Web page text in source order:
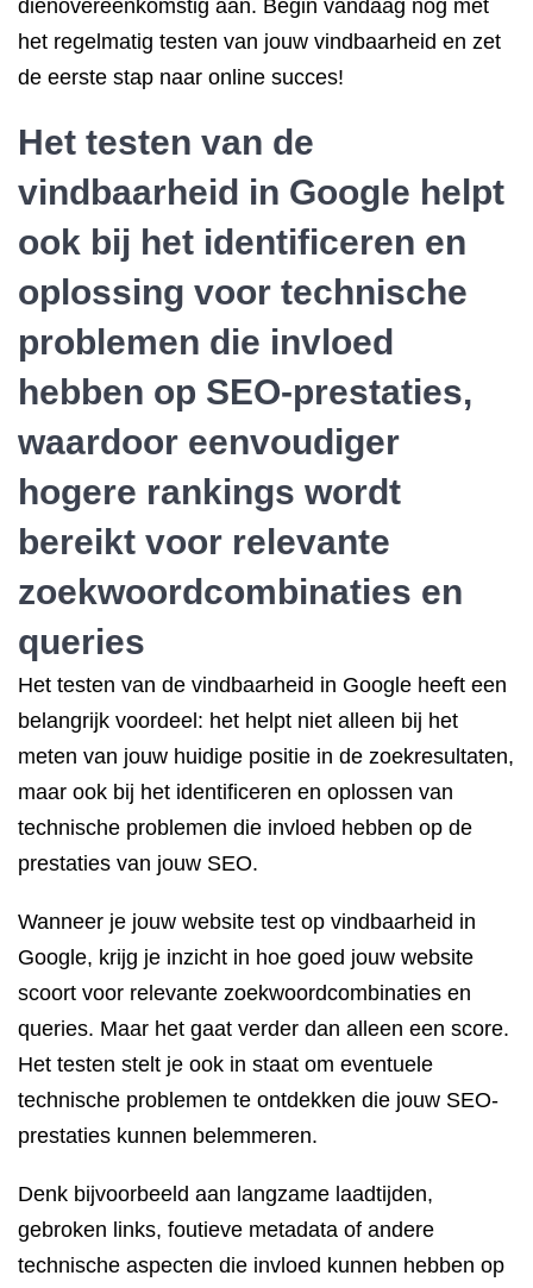
dienovereenkomstig aan. Begin vandaag nog met
het regelmatig testen van jouw vindbaarheid en zet
de eerste stap naar online succes!
Het testen van de
vindbaarheid in Google helpt
ook bij het identificeren en
oplossing voor technische
problemen die invloed
hebben op SEO-prestaties,
waardoor eenvoudiger
hogere rankings wordt
bereikt voor relevante
zoekwoordcombinaties en
queries
Het testen van de vindbaarheid in Google heeft een
belangrijk voordeel: het helpt niet alleen bij het
meten van jouw huidige positie in de zoekresultaten,
maar ook bij het identificeren en oplossen van
technische problemen die invloed hebben op de
prestaties van jouw SEO.
Wanneer je jouw website test op vindbaarheid in
Google, krijg je inzicht in hoe goed jouw website
scoort voor relevante zoekwoordcombinaties en
queries. Maar het gaat verder dan alleen een score.
Het testen stelt je ook in staat om eventuele
technische problemen te ontdekken die jouw SEO-
prestaties kunnen belemmeren.
Denk bijvoorbeeld aan langzame laadtijden,
gebroken links, foutieve metadata of andere
technische aspecten die invloed kunnen hebben op